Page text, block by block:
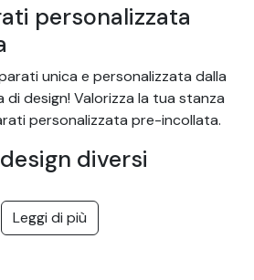
personalizzata
unica e personalizzata dalla
design! Valorizza la tua stanza
personalizzata pre-incollata.
diversi
con temi come giungla
bambini, texture, paesaggi...
Leggi di più